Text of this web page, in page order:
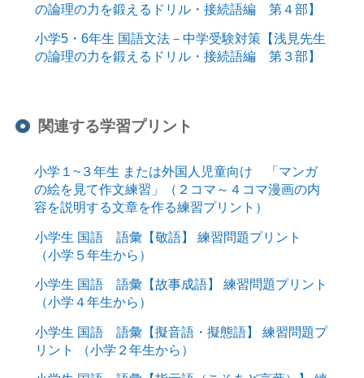
の論理の力を鍛えるドリル・接続語編 第４部】
小学5・6年生 国語文法－中学受験対策【浅見先生
の論理の力を鍛えるドリル・接続語編 第３部】
関連する学習プリント
小学１~３年生 または外国人児童向け 「マンガ
の絵を見て作文練習」（２コマ～４コマ漫画の内
容を説明する文章を作る練習プリント）
小学生 国語 語彙【敬語】 練習問題プリント
（小学５年生から）
小学生 国語 語彙【故事成語】 練習問題プリント
（小学４年生から）
小学生 国語 語彙【擬音語・擬態語】 練習問題プ
リント （小学２年生から）